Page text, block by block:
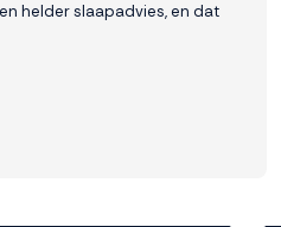
helder slaapadvies, en dat